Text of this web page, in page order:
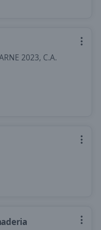
2023, C.A.